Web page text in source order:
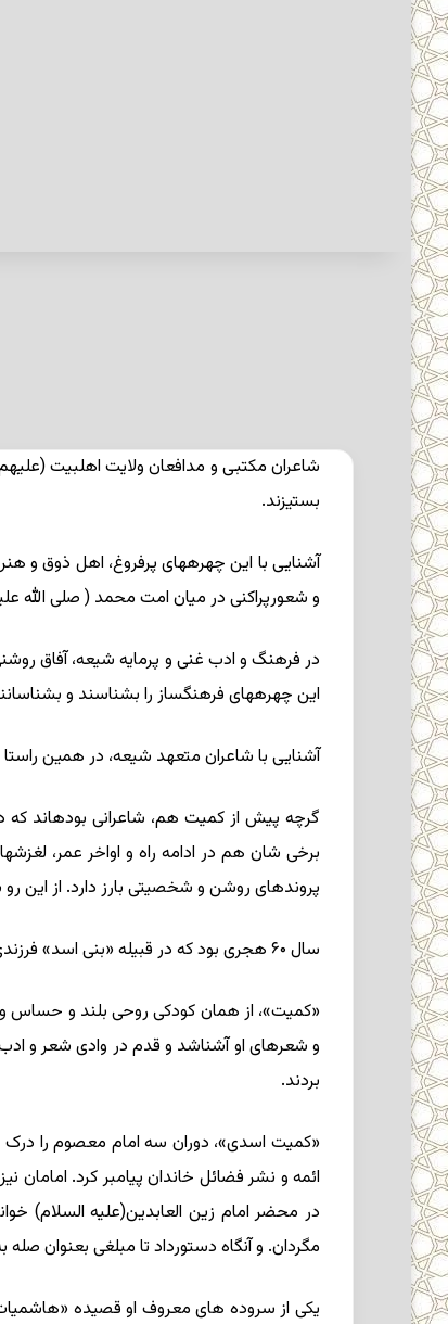
شاعران مکتبى و مدافعان ولایت اهل‏بیت
بستیزند.
آشنایى با این چهره‏هاى پرفروغ، اهل ذوق و
و شعورپراکنى در میان امت محمد ( صلی الله
در فرهنگ و ادب غنى و پرمایه شیعه، آفاق
این چهره‏هاى فرهنگساز را بشناسند و
آشنایى با شاعران متعهد شیعه، در همین راستا
گرچه پیش از کمیت هم، شاعرانى بوده‏اند که
برخى ‏شان هم در ادامه راه و اواخر عمر،
پرونده‏اى روشن و شخصیتى بارز دارد. از این
سال ۶۰ هجرى بود که در قبیله «بنى ‏اسد» فرزندى چشم به جهان گشود که مى ‏بایست بار رسالت عاشوراى خونین را به دوش کشد و به تبیین مظلومیت «آل‏الله‏» بپردازد.
«کمیت‏»، از همان کودکى روحى بلند و حساس و
و شعرهاى او آشناشد و قدم در وادى شعر و
‏بردند.
«کمیت اسدى‏»، دوران سه امام معصوم را درک‏
ائمه و نشر فضائل خاندان پیامبر کرد.
در محضر امام زین ‏العابدین(علیه السلام)
مگردان. و آنگاه دستورداد تا مبلغى بعنوان
یکى از سروده ‏هاى معروف او قصیده